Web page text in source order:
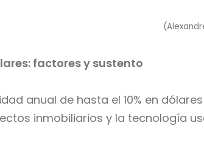
factores y sustento
anual de hasta el 10% en
inmobiliarios y la tecnología